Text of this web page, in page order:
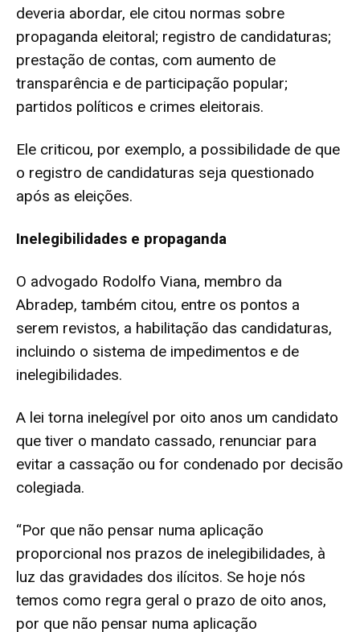
deveria abordar, ele citou normas sobre
propaganda eleitoral; registro de candidaturas;
prestação de contas, com aumento de
transparência e de participação popular;
partidos políticos e crimes eleitorais.
Ele criticou, por exemplo, a possibilidade de que
o registro de candidaturas seja questionado
após as eleições.
Inelegibilidades e propaganda
O advogado Rodolfo Viana, membro da
Abradep, também citou, entre os pontos a
serem revistos, a habilitação das candidaturas,
incluindo o sistema de impedimentos e de
inelegibilidades.
A lei torna inelegível por oito anos um candidato
que tiver o mandato cassado, renunciar para
evitar a cassação ou for condenado por decisão
colegiada.
“Por que não pensar numa aplicação
proporcional nos prazos de inelegibilidades, à
luz das gravidades dos ilícitos. Se hoje nós
temos como regra geral o prazo de oito anos,
por que não pensar numa aplicação